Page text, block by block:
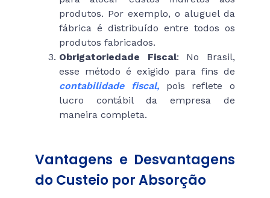
produtos. Por exemplo, o aluguel da
fábrica é distribuído entre todos os
produtos fabricados.
Obrigatoriedade Fiscal: No Brasil,
esse método é exigido para fins de
contabilidade fiscal,pois reflete o
lucro contábil da empresa de
maneira completa.
Vantagens e Desvantagens
do Custeio por Absorção